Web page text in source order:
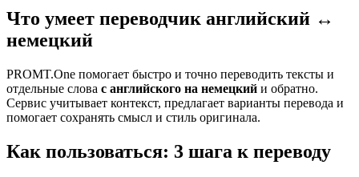
Что умеет переводчик английский ↔
немецкий
PROMT.One помогает быстро и точно переводить тексты и
отдельные слова с английского на немецкий и обратно.
Сервис учитывает контекст, предлагает варианты перевода и
помогает сохранять смысл и стиль оригинала.
Как пользоваться: 3 шага к переводу